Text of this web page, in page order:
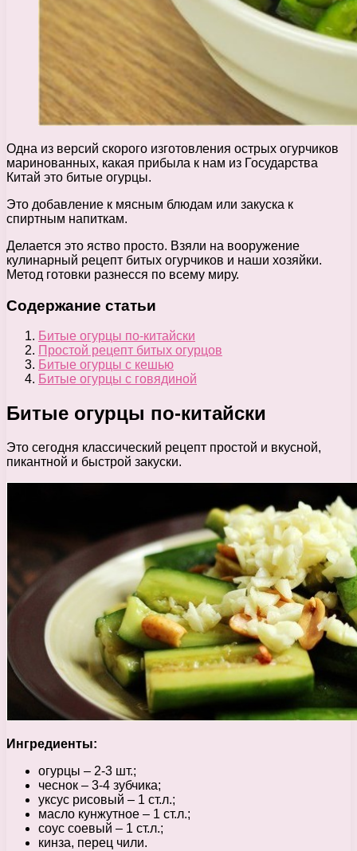
Одна из версий скорого изготовления острых огурчиков
маринованных, какая прибыла к нам из Государства
Китай это битые огурцы.
Это добавление к мясным блюдам или закуска к
спиртным напиткам.
Делается это яство просто. Взяли на вооружение
кулинарный рецепт битых огурчиков и наши хозяйки.
Метод готовки разнесся по всему миру.
Содержание статьи
Битые огурцы по-китайски
Простой рецепт битых огурцов
Битые огурцы с кешью
Битые огурцы с говядиной
Битые огурцы по-китайски
Это сегодня классический рецепт простой и вкусной,
пикантной и быстрой закуски.
Ингредиенты:
огурцы – 2-3 шт.;
чеснок – 3-4 зубчика;
уксус рисовый – 1 ст.л.;
масло кунжутное – 1 ст.л.;
соус соевый – 1 ст.л.;
кинза, перец чили.